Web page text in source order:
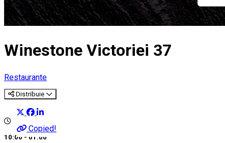
Winestone Victoriei 37
Restaurante
Distribuie
Copied!
10:00 - 01:00